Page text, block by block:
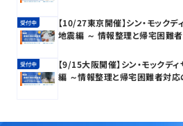
受付中
【10/27東京開催】シン・モック
地震編 ～ 情報整理と帰宅困難
受付中
【9/15大阪開催】シン・モック
編 ～情報整理と帰宅困難者対応